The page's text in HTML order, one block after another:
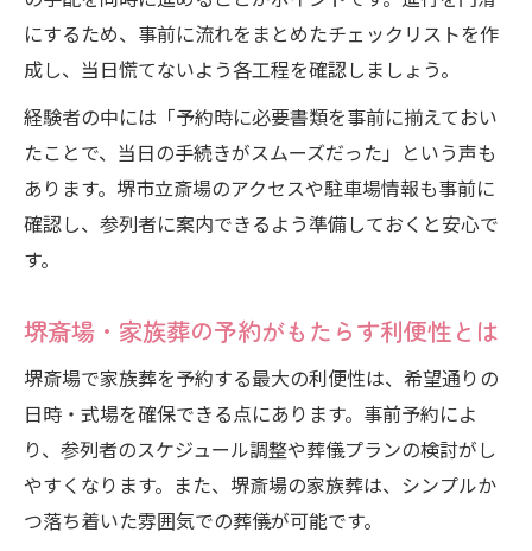
にするため、事前に流れをまとめたチェックリストを作
成し、当日慌てないよう各工程を確認しましょう。
経験者の中には「予約時に必要書類を事前に揃えておい
たことで、当日の手続きがスムーズだった」という声も
あります。堺市立斎場のアクセスや駐車場情報も事前に
確認し、参列者に案内できるよう準備しておくと安心で
す。
堺斎場・家族葬の予約がもたらす利便性とは
堺斎場で家族葬を予約する最大の利便性は、希望通りの
日時・式場を確保できる点にあります。事前予約によ
り、参列者のスケジュール調整や葬儀プランの検討がし
やすくなります。また、堺斎場の家族葬は、シンプルか
つ落ち着いた雰囲気での葬儀が可能です。